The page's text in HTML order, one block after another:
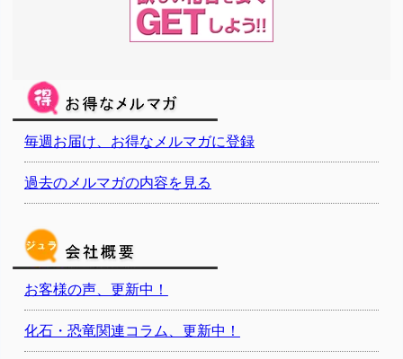
毎週お届け、お得なメルマガに登録
過去のメルマガの内容を見る
お客様の声、更新中！
化石・恐竜関連コラム、更新中！